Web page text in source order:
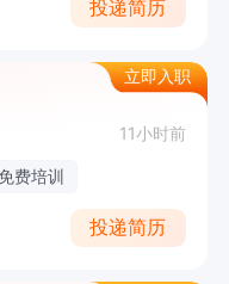
投递简历
立即入职
11小时前
费培训
投递简历